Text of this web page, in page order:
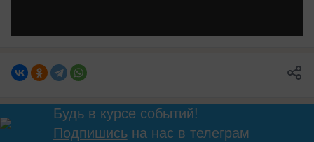
Будь в курсе событий!
Подпишисьна нас в телеграм